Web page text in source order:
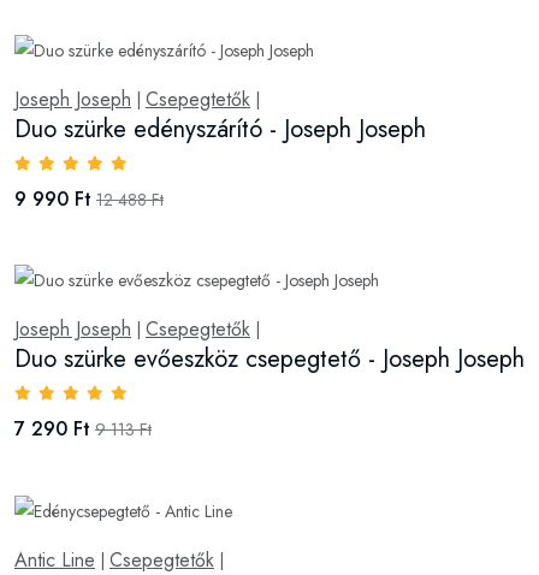
Joseph Joseph | Csepegtetők |
Duo szürke edényszárító - Joseph Joseph
9 990 Ft 12 488 Ft
Joseph Joseph Csepegtetők
Duo szürke evőeszköz csepegtető - Joseph Joseph
7 290 Ft 9 113 Ft
Antic Line Csepegtetők